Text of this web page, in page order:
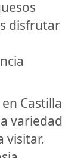
disfrutar
Castilla
variedad
visitar.